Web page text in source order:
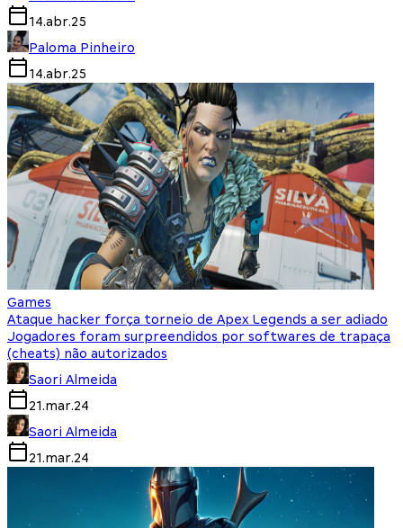
14.abr.25
Paloma Pinheiro
14.abr.25
Games
Ataque hacker força torneio de Apex Legends a ser adiado
Jogadores foram surpreendidos por softwares de trapaça
(cheats) não autorizados
Saori Almeida
21.mar.24
Saori Almeida
21.mar.24